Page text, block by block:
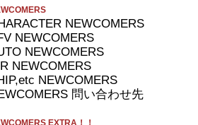
NEWCOMERS
NEWCOMERS
NEWCOMERS
NEWCOMERS
NEWCOMERS
問い合わせ先
EXTRA！！
ーツ